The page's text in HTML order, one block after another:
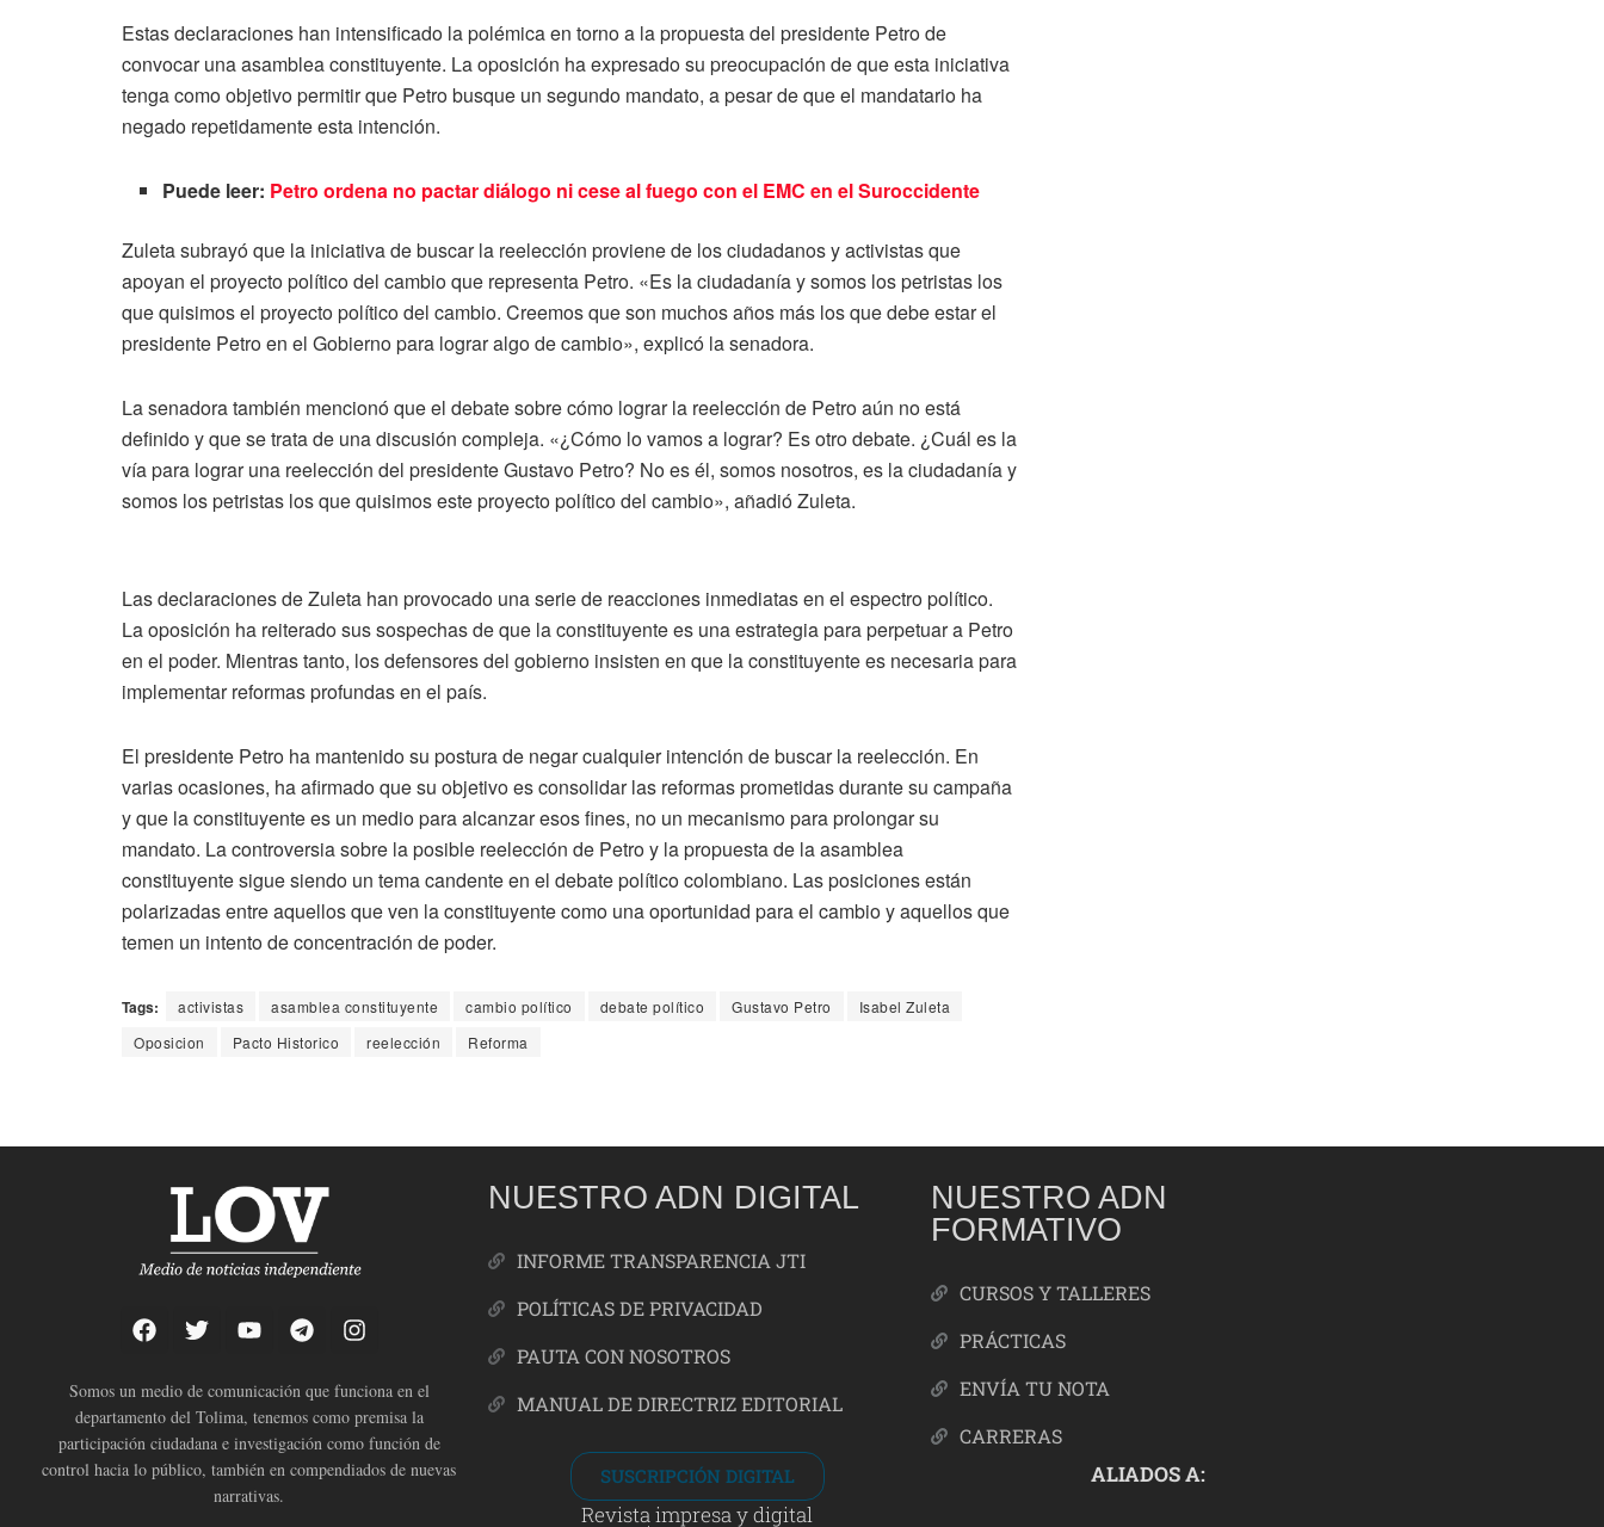
Estas declaraciones han intensificado la polémica en torno a la propuesta del presidente Petro de
convocar una asamblea constituyente. La oposición ha expresado su preocupación de que esta iniciativa
tenga como objetivo permitir que Petro busque un segundo mandato, a pesar de que el mandatario ha
negado repetidamente esta intención.
Puede leer: Petro ordena no pactar diálogo ni cese al fuego con el EMC en el Suroccidente
Zuleta subrayó que la iniciativa de buscar la reelección proviene de los ciudadanos y activistas que
apoyan el proyecto político del cambio que representa Petro. «Es la ciudadanía y somos los petristas los
que quisimos el proyecto político del cambio. Creemos que son muchos años más los que debe estar el
presidente Petro en el Gobierno para lograr algo de cambio», explicó la senadora.
La senadora también mencionó que el debate sobre cómo lograr la reelección de Petro aún no está
definido y que se trata de una discusión compleja. «¿Cómo lo vamos a lograr? Es otro debate. ¿Cuál es la
vía para lograr una reelección del presidente Gustavo Petro? No es él, somos nosotros, es la ciudadanía y
somos los petristas los que quisimos este proyecto político del cambio», añadió Zuleta.
Las declaraciones de Zuleta han provocado una serie de reacciones inmediatas en el espectro político.
La oposición ha reiterado sus sospechas de que la constituyente es una estrategia para perpetuar a Petro
en el poder. Mientras tanto, los defensores del gobierno insisten en que la constituyente es necesaria para
implementar reformas profundas en el país.
El presidente Petro ha mantenido su postura de negar cualquier intención de buscar la reelección. En
varias ocasiones, ha afirmado que su objetivo es consolidar las reformas prometidas durante su campaña
y que la constituyente es un medio para alcanzar esos fines, no un mecanismo para prolongar su
mandato. La controversia sobre la posible reelección de Petro y la propuesta de la asamblea
constituyente sigue siendo un tema candente en el debate político colombiano. Las posiciones están
polarizadas entre aquellos que ven la constituyente como una oportunidad para el cambio y aquellos que
temen un intento de concentración de poder.
Tags: activistas asamblea constituyente cambio político debate político Gustavo Petro
Isabel Zuleta
Oposicion
Pacto Historico reelección Reforma
Somos un medio de comunicación que funciona en el
departamento del Tolima, tenemos como premisa la
participación ciudadana e investigación como función de
control hacia lo público, también en compendiados de nuevas
narrativas.
NUESTRO ADN DIGITAL
INFORME TRANSPARENCIA JTI
POLÍTICAS DE PRIVACIDAD
PAUTA CON NOSOTROS
MANUAL DE DIRECTRIZ EDITORIAL
SUSCRIPCIÓN DIGITAL
Revista impresa y digital
NUESTRO ADN
FORMATIVO
CURSOS Y TALLERES
PRÁCTICAS
ENVÍA TU NOTA
CARRERAS
ALIADOS A: